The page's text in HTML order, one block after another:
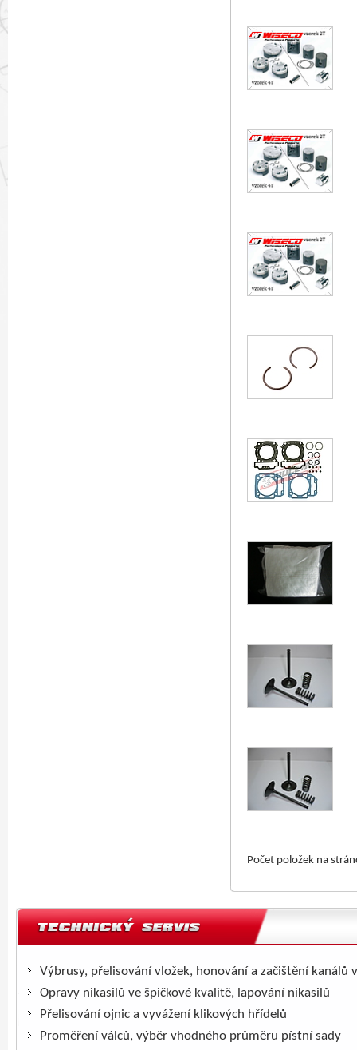
Počet položek na
Výbrusy, přelisování vložek, honování a začištění kanálů
Opravy nikasilů ve špičkové kvalitě, lapování nikasilů
Přelisování ojnic a vyvážení klikových hřídelů
Proměření válců, výběr vhodného průměru pístní sady